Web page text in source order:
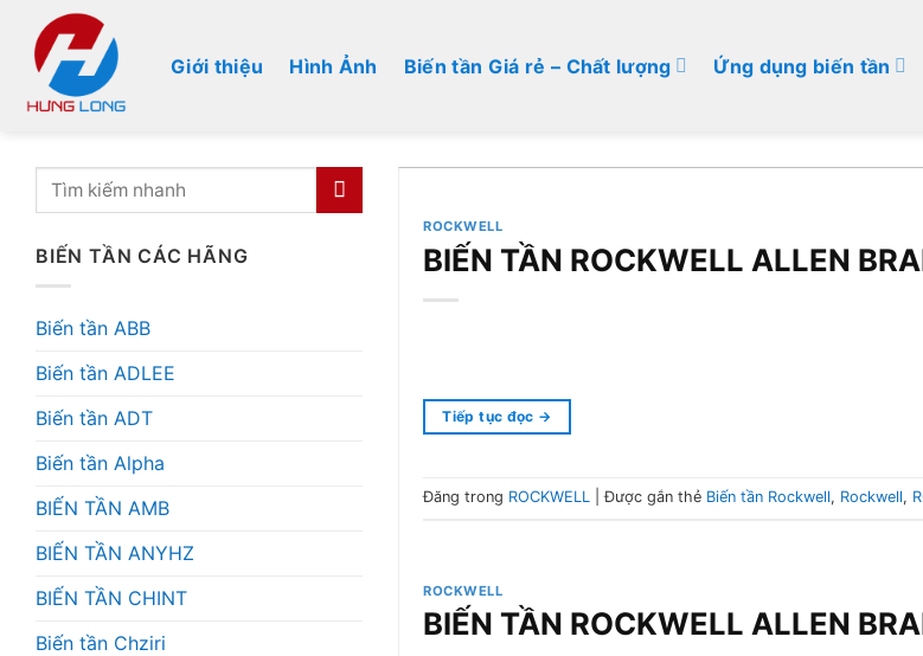
dung
Giới thiệu Hình Ảnh Biến tần Giá rẻ – Chất lượng Ứng dụng biến tần
BIẾN TẦN CÁC HÃNG
Biến tần ABB
Biến tần ADLEE
Biến tần ADT
Biến tần Alpha
BIẾN TẦN AMB
BIẾN TẦN ANYHZ
BIẾN TẦN CHINT
Biến tần Chziri
ROCKWELL
BIẾN TẦN ROCKWELL ALLEN
Tiếp tục đọc →
Đăng trong ROCKWELL |Được gắn thẻ Biến tần Rockwell, Rockwell,
ROCKWELL
BIẾN TẦN ROCKWELL ALLEN